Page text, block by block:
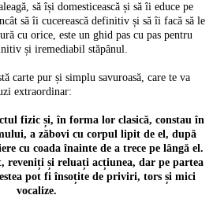
să își domesticească și să îi educe pe
să îi cucerească definitiv și să îi facă să le
cu orice, este un ghid pas cu pas pentru
și iremediabil stăpânul.
carte pur și simplu savuroasă, care te va
extraordinar:
fizic și, în forma lor clasică, constau în
a zăbovi cu corpul lipit de el, după
cu coada înainte de a trece pe lângă el.
și reluați acțiunea, dar pe partea
pot fi însoțite de priviri, tors și mici
vocalize.